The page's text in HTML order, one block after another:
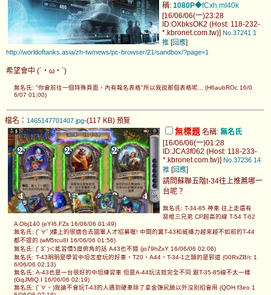
稱: 1080P◆fCxh.mI40k
[16/06/06(一)23:28
ID:OXbksOK2 (Host: 118-232-
*.kbronet.com.tw)] No.37241 1
推 [ 回應]
http://worldoftanks.asia/zh-tw/news/pc-browser/21/sandbox/?page=1
希望會中 (´・ω・`)
無名氏: "你會前往一個特殊頁面，內有報名表格"所以我說那個表格呢... (H6aubROc 16/0
6/07 01:00)
檔名： 1465147701407.jpg-(117 KB) 預覽
無標題 名稱: 無名氏
[16/06/06(一)01:28
ID:JCA3f062 (Host: 118-233-
*.kbronet.com.tw)] No.37236 14
推 [ 回應]
請問蘇聯五階t-34往上推薦哪一
台呢？
無名氏: T-34-85 神車 往上走還有
惡棍三兄弟 CP超高的線 T-54 T-62
A Obj140 (eYI6.FZs 16/06/06 01:49)
無名氏: (ﾟ∀ﾟ)樓上的很適合去國軍人才招募喔! 中間的糞T-43和威攝力越來越不如前的T-44
都不提的 (wM5tcu8I 16/06/06 01:56)
無名氏: (ﾟ3ﾟ)＜能習慣5度俯角的話 A43也不錯 (jo79hZxY 16/06/06 02:06)
無名氏: T-43明明是學習中坦怎麼玩的好車，T20，A44，T-34-1之類的是邪道 (00RxZB/c 1
6/06/06 02:13)
無名氏: A-43也是一台很好的中坦練習車 但是A-44玩法就完全不同 跟T-35-85線不太一樣
(GqJMIQ.I 16/06/06 02:19)
無名氏: (ﾟ∀。)我論不會玩T-43的人遇到硬車除了拿金彈尻臉以外沒別招會用 (QOH.f3eo 1